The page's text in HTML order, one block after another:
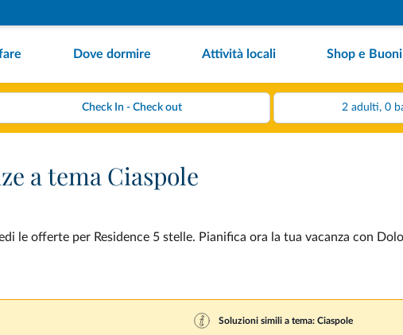
Dove dormire Attività locali Shop e Buoni
a tema Ciaspole
le offerte per Residence 5 stelle. Pianifica ora la tua vacanza con
Soluzioni simili a tema: Ciaspole